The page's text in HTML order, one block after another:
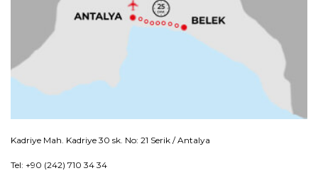
Kadriye Mah. Kadriye 30 sk. No: 21 Serik / Antalya
Tel: +90 (242) 710 34 34